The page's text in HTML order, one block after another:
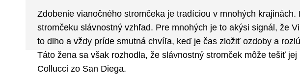
Zdobenie vianočného stromčeka je tradíciou v mnohých
stromčeku slávnostný vzhľad. Pre mnohých je to akýsi signál, že
to dlho a vždy príde smutná chvíľa, keď je čas zložiť ozdoby a
Táto žena sa však rozhodla, že slávnostný stromček môže tešiť
Collucci zo San Diega.